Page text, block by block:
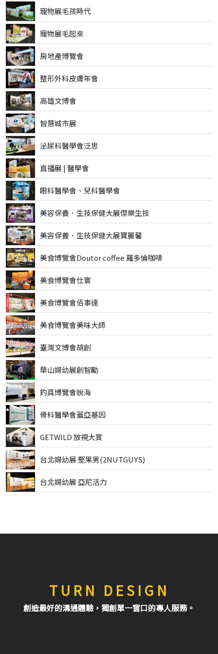
寵物展毛孩時代
寵物展毛起來
房地產博覽會
整形外科皮膚年會
高雄文博會
智慧城市展
泌尿科醫學會泛思
直播展 | 醫學會
眼科醫學會、兒科醫學會
美容保養．生技保健大展傑樂生技
美容保養．生技保健大展寶麗馨
美食博覽會Doutor coffee 羅多倫咖啡
美食博覽會仕寰
美食博覽會佰事達
美食博覽會美味大師
臺灣文博會胡創
華山婦幼展創智勵
釣具博覽會銳海
骨科醫學會蓋亞基因
GETWILD 放視大賞
台北婦幼展 堅果男(2NUTGUYS)
台北婦幼展 亞尼活力
TURN DESIGN
創造最好的溝通體驗，獨創單一窗口的專人服務。